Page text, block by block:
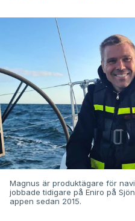
Magnus är produktägare för
jobbade tidigare på Eniro på
appen sedan 2015.